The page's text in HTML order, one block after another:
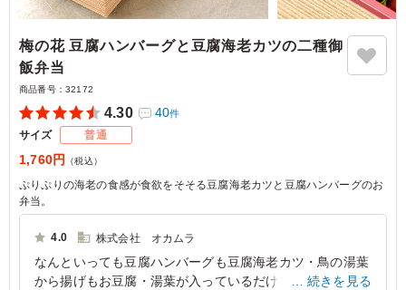
梅の花 豆腐ハンバーグと豆腐海老カツの二種御
飯弁当
商品番号： 32172
4.30 40件
サイズ 普通
1,760円 （税込）
ぷりぷりの海老の食感が食欲をそそる豆腐海老カツと豆腐ハンバーグのお
弁当。
4.0 株式会社 オカムラ
なんといっても豆腐ハンバーグも豆腐海老カツ・鳥の湯葉
から揚げもお豆腐・湯葉が入っているだけで体によさそう
続きを見る